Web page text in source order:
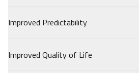
Improved Predictability
Improved Quality of Life